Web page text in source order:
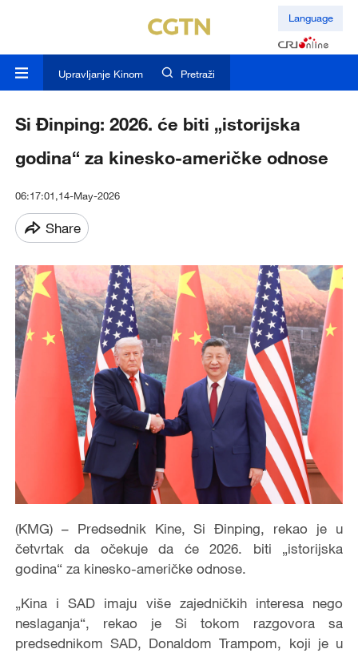
Language
Upravljanje Kinom Pretraži
Si Đinping: 2026. će biti „istorijska
godina“ za kinesko-američke odnose
06:17:01,14-May-2026
Share
(KMG) – Predsednik Kine, Si Đinping, rekao je u
četvrtak da očekuje da će 2026. biti „istorijska
godina“ za kinesko-američke odnose.
„Kina i SAD imaju više zajedničkih interesa nego
neslaganja“, rekao je Si tokom razgovora sa
predsednikom SAD, Donaldom Trampom, koji je u